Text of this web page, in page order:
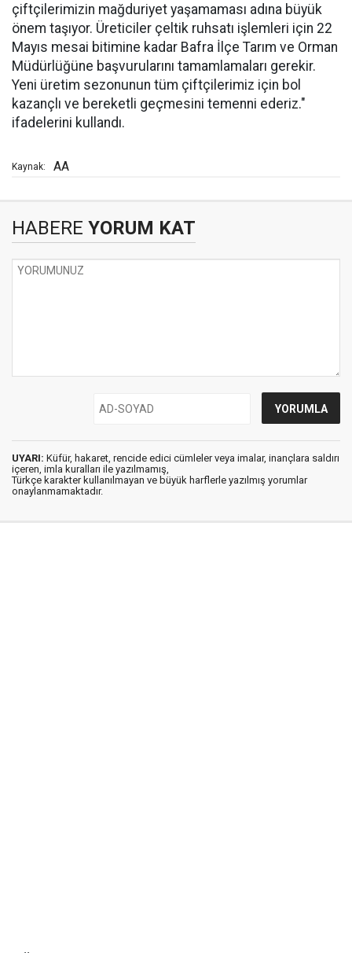
çiftçilerimizin mağduriyet yaşamaması adına büyük
önem taşıyor. Üreticiler çeltik ruhsatı işlemleri için 22
Mayıs mesai bitimine kadar Bafra İlçe Tarım ve Orman
Müdürlüğüne başvurularını tamamlamaları gerekir.
Yeni üretim sezonunun tüm çiftçilerimiz için bol
kazançlı ve bereketli geçmesini temenni ederiz."
ifadelerini kullandı.
Kaynak: AA
HABERE YORUM KAT
UYARI: Küfür, hakaret, rencide edici cümleler veya imalar, inançlara saldırı
içeren, imla kuralları ile yazılmamış,
Türkçe karakter kullanılmayan ve büyük harflerle yazılmış yorumlar
onaylanmamaktadır.